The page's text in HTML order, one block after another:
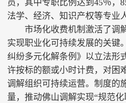
员，其中专职比例达到45％，
法学、经济、知识产权等专业
市场化收费机制激活了调
实现职业化可持续发展的关键
纠纷多元化解条例》以立法形
许按标的额或小时计费，对困
调解组织可持续运营。制度的
量，推动佛山调解实现“规范化